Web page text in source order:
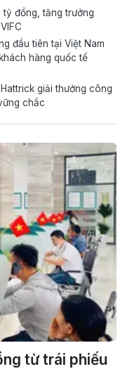
tỷ đồng, tăng trưởng
đầu tiên tại Việt Nam
hàng quốc tế
giải thưởng công
chắc
từ trái phiếu